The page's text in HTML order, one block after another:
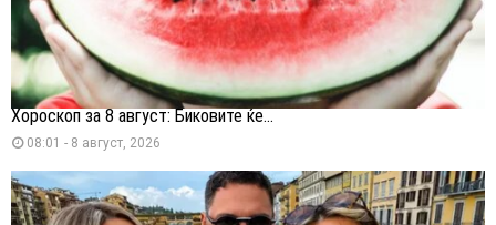
Хороскоп за 8 август: Биковите ќе...
08:01 - 8 август, 2026